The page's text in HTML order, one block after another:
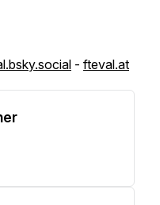
- fteval.at